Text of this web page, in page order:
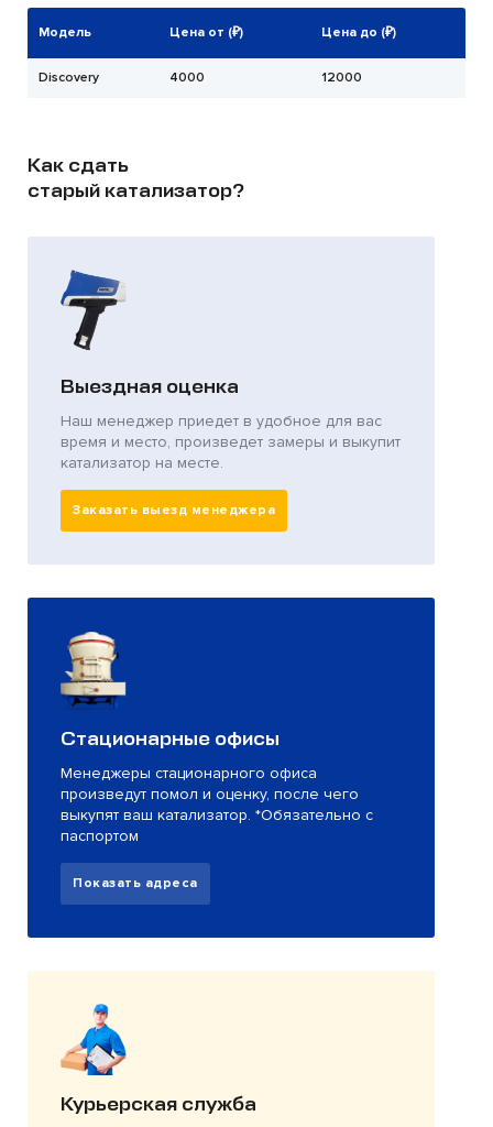
Модель Цена от (₽) Цена до (₽)
Discovery 4000 12000
Как сдать
старый катализатор?
Выездная оценка
Наш менеджер приедет в удобное для вас
время и место, произведет замеры и выкупит
катализатор на месте.
Заказать выезд менеджера
Стационарные офисы
Менеджеры стационарного офиса
произведут помол и оценку, после чего
выкупят ваш катализатор. *Обязательно с
паспортом
Показать адреса
Курьерская служба